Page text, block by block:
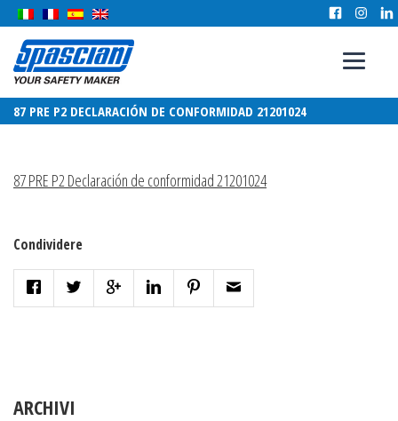
87 PRE P2 DECLARACIÓN DE CONFORMIDAD 21201024
87 PRE P2 Declaración de conformidad 21201024
Condividere
ARCHIVI